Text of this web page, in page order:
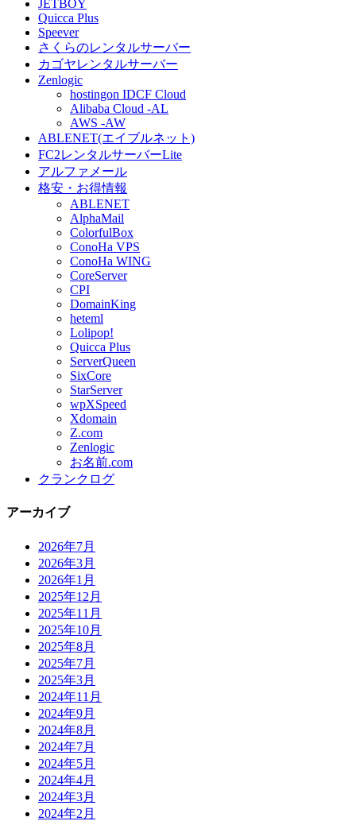
JETBOY
Quicca Plus
Speever
さくらのレンタルサーバー
カゴヤレンタルサーバー
Zenlogic
hostingon IDCF Cloud
Alibaba Cloud -AL
AWS -AW
ABLENET(エイブルネット)
FC2レンタルサーバーLite
アルファメール
格安・お得情報
ABLENET
AlphaMail
ColorfulBox
ConoHa VPS
ConoHa WING
CoreServer
CPI
DomainKing
heteml
Lolipop!
Quicca Plus
ServerQueen
SixCore
StarServer
wpXSpeed
Xdomain
Z.com
Zenlogic
お名前.com
クランクログ
アーカイブ
2026年7月
2026年3月
2026年1月
2025年12月
2025年11月
2025年10月
2025年8月
2025年7月
2025年3月
2024年11月
2024年9月
2024年8月
2024年7月
2024年5月
2024年4月
2024年3月
2024年2月